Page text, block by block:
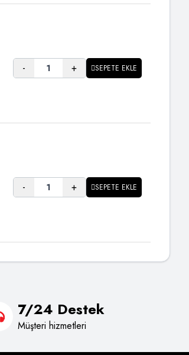
- + SEPETE EKLE
- + SEPETE EKLE
7/24 Destek
Müşteri hizmetleri